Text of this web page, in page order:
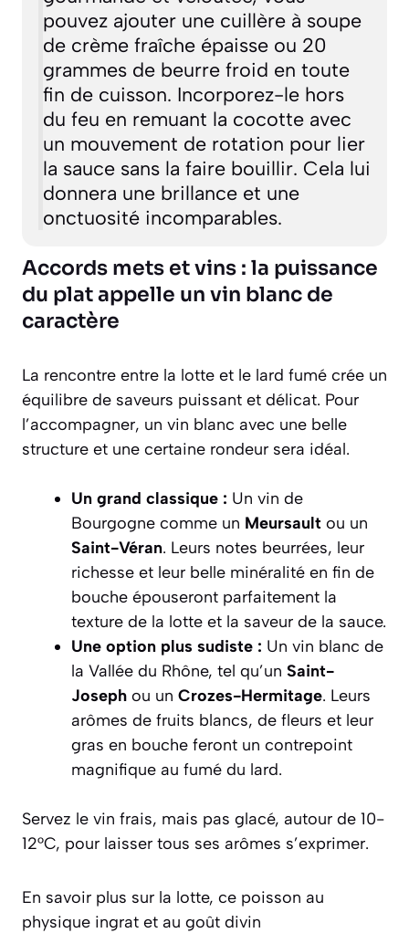
pouvez ajouter une cuillère à soupe
de crème fraîche épaisse ou 20
grammes de beurre froid en toute
fin de cuisson. Incorporez-le hors
du feu en remuant la cocotte avec
un mouvement de rotation pour lier
la sauce sans la faire bouillir. Cela lui
donnera une brillance et une
onctuosité incomparables.
Accords mets et vins : la puissance
du plat appelle un vin blanc de
caractère
La rencontre entre la lotte et le lard fumé crée un
équilibre de saveurs puissant et délicat. Pour
l’accompagner, un vin blanc avec une belle
structure et une certaine rondeur sera idéal.
Un grand classique : Un vin de
Bourgogne comme un Meursault ou un
Saint-Véran. Leurs notes beurrées, leur
richesse et leur belle minéralité en fin de
bouche épouseront parfaitement la
texture de la lotte et la saveur de la sauce.
Une option plus sudiste : Un vin blanc de
la Vallée du Rhône, tel qu’un Saint-
Joseph ou un Crozes-Hermitage. Leurs
arômes de fruits blancs, de fleurs et leur
gras en bouche feront un contrepoint
magnifique au fumé du lard.
Servez le vin frais, mais pas glacé, autour de 10-
12°C, pour laisser tous ses arômes s’exprimer.
En savoir plus sur la lotte, ce poisson au
physique ingrat et au goût divin